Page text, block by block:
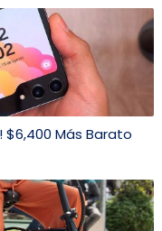
$6,400 Más Barato